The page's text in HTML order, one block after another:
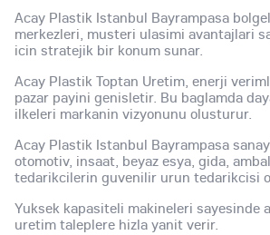
Acay Plastik Istanbul Bayrampasa
merkezleri, musteri ulasimi avantajlari
icin stratejik bir konum sunar.
Acay Plastik Toptan Uretim, enerji
pazar payini genisletir. Bu baglamda
ilkeleri markanin vizyonunu olusturur.
Acay Plastik Istanbul Bayrampasa
otomotiv, insaat, beyaz esya, gida,
tedarikcilerin guvenilir urun tedarikcisi
Yuksek kapasiteli makineleri sayesinde
uretim taleplere hizla yanit verir.